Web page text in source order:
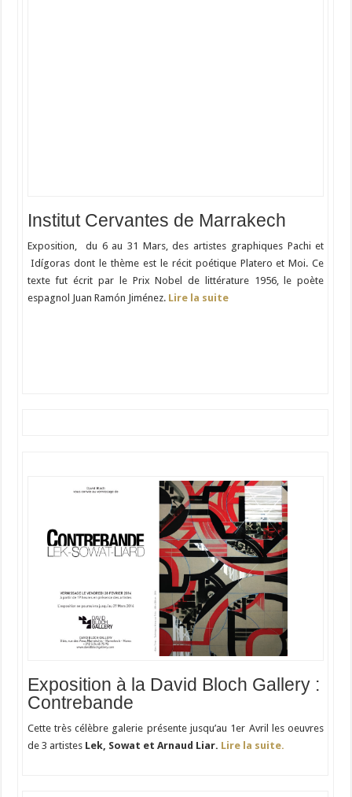
Institut Cervantes de Marrakech
Exposition, du 6 au 31 Mars, des artistes graphiques Pachi et
Idígoras dont le thème est le récit poétique Platero et Moi. Ce
texte fut écrit par le Prix Nobel de littérature 1956, le poète
espagnol Juan Ramón Jiménez.Lire la suite
Exposition à la David Bloch Gallery :
Contrebande
Cette très célèbre galerie présente jusqu’au 1er Avril les oeuvres
de 3 artistes Lek, Sowat et Arnaud Liar. Lire la suite.